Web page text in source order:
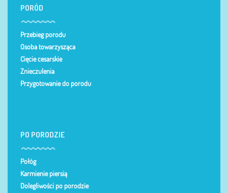
PORÓD
Przebieg porodu
Osoba towarzysząca
Cięcie cesarskie
Znieczulenia
Przygotowanie do porodu
PO PORODZIE
Połóg
Karmienie piersią
Dolegliwości po porodzie